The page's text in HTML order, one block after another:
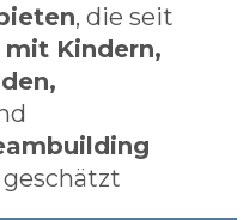
, die seit
Kindern,
geschätzt